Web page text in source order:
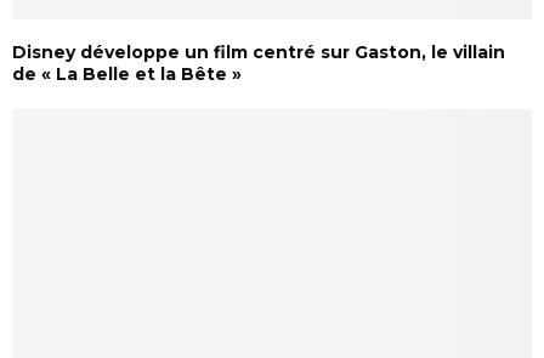
Disney développe un film centré sur Gaston, le villain
de « La Belle et la Bête »